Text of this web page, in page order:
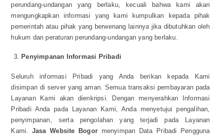
perundang-undangan yang berlaku, kecuali bahwa kami akan
mengungkapkan informasi yang kami kumpulkan kepada pihak
pemerintah atau pihak yang berwenang lainnya jika dibutuhkan oleh
hukum dan peraturan perundang-undangan yang berlaku.
Penyimpanan Informasi Pribadi
Seluruh informasi Pribadi yang Anda berikan kepada Kami
disimpan di server yang aman. Semua transaksi pembayaran pada
Layanan Kami akan dienkripsi. Dengan menyerahkan Informasi
Pribadi Anda pada Layanan Kami, Anda menyetujui pengalihan,
penyimpanan, serta pengolahan yang terjadi pada Layanan
Kami. Jasa Website Bogor menyimpan Data Pribadi Pengguna